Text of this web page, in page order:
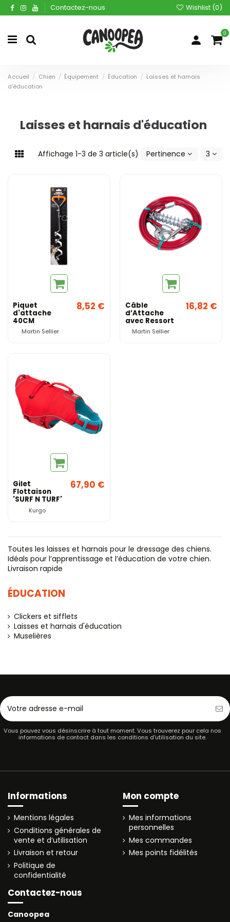
Contactez-nous Wishlist (0)
0
Accueil Chien Équipement Éducation
Laisses et harnais
d'éducation
Laisses et harnais d'éducation
Affichage 1-3 de 3 article(s) Pertinence 3
Piquet
d'attache
40CM
Martin Sellier
8,52 € Câble
d’Attache
avec Ressort
pour Chien –
Martin Sellier
Martin Sellier
16,82 €
Gilet
Flottaison
'SURF N TURF'
- Kurgo
Kurgo
67,90 €
Toutes les laisses et harnais pour le dressage des chiens.
Idéals pour l’apprentissage et l’éducation de votre chien.
Livraison rapide
ÉDUCATION
Clickers et sifflets
Laisses et harnais d'éducation
Muselières
Vous pouvez vous désinscrire à tout moment. Vous trouverez pour cela nos
informations de contact dans les conditions d'utilisation du site.
Informations
Mentions légales
Conditions générales de
vente et d’utilisation
Livraison et retour
Politique de
confidentialité
Mon compte
Mes informations
personnelles
Mes commandes
Mes points fidélités
Contactez-nous
Canoopea